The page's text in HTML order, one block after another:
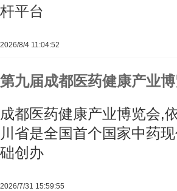
杆平台
2026/8/4 11:04:52
第九届成都医药健康产业
成都医药健康产业博览会,
川省是全国首个国家中药
础创办
2026/7/31 15:59:55